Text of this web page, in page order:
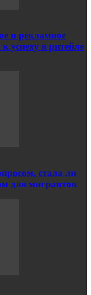
и рекламное
успеху в ритейле
стала ли
для мигрантов